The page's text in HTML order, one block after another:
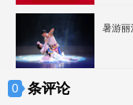
暑游丽
0 条评论